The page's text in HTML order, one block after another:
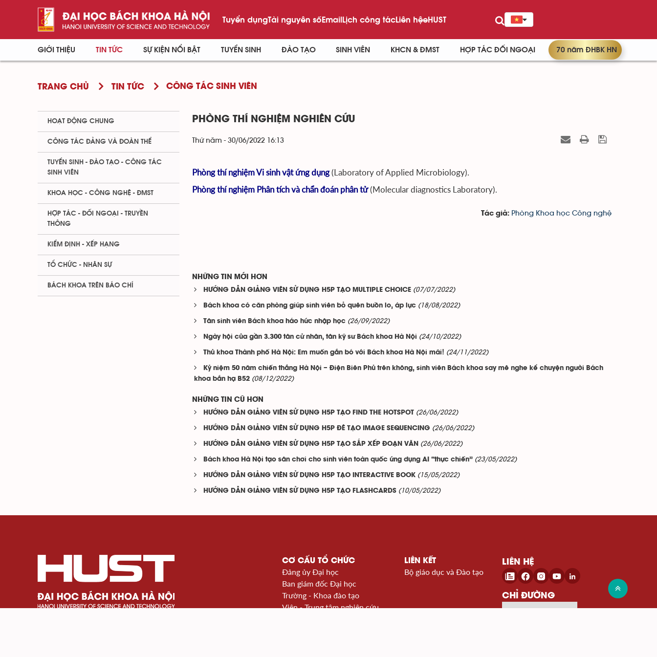
Tuyển dụngTài nguyên sốEmailLịch công tácLiên hệeHUST
GIỚI THIỆU TIN TỨC SỰ KIỆN NỔI BẬT TUYỂN SINH ĐÀO TẠO SINH VIÊN KHCN & ĐMST HỢP TÁC ĐỐI NGOẠI 70 năm ĐHBK HN
TRANG CHỦ TIN TỨC CÔNG TÁC SINH VIÊN
PHÒNG THÍ NGHIỆM NGHIÊN CỨU
Thứ năm - 30/06/2022 16:13
Phòng thí nghiệm Vi sinh vật ứng dụng(Laboratory of Applied Microbiology).
Phòng thí nghiệm Phân tích và chẩn đoán phân tử(Molecular diagnostics Laboratory).
Tác giả: Phòng Khoa học Công nghệ
NHỮNG TIN MỚI HƠN
HƯỚNG DẪN GIẢNG VIÊN SỬ DỤNG H5P TẠO MULTIPLE CHOICE (07/07/2022)
Bách khoa có căn phòng giúp sinh viên bỏ quên buồn lo, áp lực (18/08/2022)
Tân sinh viên Bách khoa háo hức nhập học (26/09/2022)
Ngày hội của gần 3.300 tân cử nhân, tân kỹ sư Bách khoa Hà Nội (24/10/2022)
Thủ khoa Thành phố Hà Nội: Em muốn gắn bó với Bách khoa Hà Nội mãi! (24/11/2022)
Kỷ niệm 50 năm chiến thắng Hà Nội – Điện Biên Phủ trên không, sinh viên Bách khoa say mê nghe kể chuyện người Bách
khoa bắn hạ B52 (08/12/2022)
NHỮNG TIN CŨ HƠN
HƯỚNG DẪN GIẢNG VIÊN SỬ DỤNG H5P TẠO FIND THE HOTSPOT (26/06/2022)
HƯỚNG DẪN GIẢNG VIÊN SỬ DỤNG H5P ĐÊ TẠO IMAGE SEQUENCING (26/06/2022)
HƯỚNG DẪN GIẢNG VIÊN SỬ DỤNG H5P TẠO SẮP XẾP ĐOẠN VĂN (26/06/2022)
Bách khoa Hà Nội tạo sân chơi cho sinh viên toàn quốc ứng dụng AI “thực chiến” (23/05/2022)
HƯỚNG DẪN GIẢNG VIÊN SỬ DỤNG H5P TẠO INTERACTIVE BOOK (15/05/2022)
HƯỚNG DẪN GIẢNG VIÊN SỬ DỤNG H5P TẠO FLASHCARDS (10/05/2022)
HOẠT ĐỘNG CHUNG
CÔNG TÁC ĐẢNG VÀ ĐOÀN THỂ
TUYỂN SINH - ĐÀO TẠO - CÔNG TÁC
SINH VIÊN
KHOA HỌC - CÔNG NGHỆ - ĐMST
HỢP TÁC - ĐỐI NGOẠI - TRUYỀN
THÔNG
KIỂM ĐỊNH - XẾP HẠNG
TỔ CHỨC - NHÂN SỰ
BÁCH KHOA TRÊN BÁO CHÍ
CƠ CẤU TỔ CHỨC
Đảng ủy Đại học
Ban giám đốc Đại học
Trường - Khoa đào tạo
Viện - Trung tâm nghiên cứu
LIÊN KẾT
Bộ giáo dục và Đào tạo
LIÊN HỆ
CHỈ ĐƯỜNG